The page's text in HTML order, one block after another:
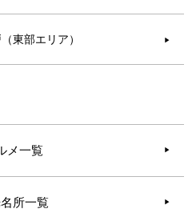
東部エリア） ▶︎
メ一覧
所一覧